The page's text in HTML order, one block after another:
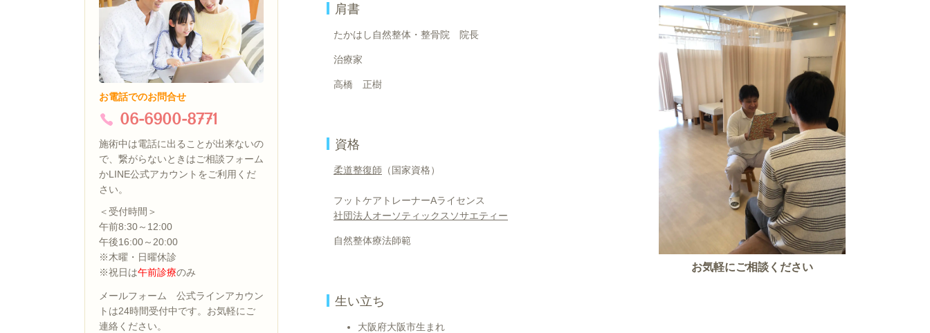
お気軽にご相談ください
肩書
たかはし自然整体・整骨院 院長
治療家
高橋 正樹
資格
柔道整復師 （国家資格）
フットケアトレーナーAライセンス
社団法人オーソティックスソサエティー
自然整体療法師範
生い立ち
大阪府大阪市生まれ
お電話でのお問合せ
06-6900-8771
施術中は電話に出ることが出来ないの
で、繋がらないときはご相談フォーム
かLINE公式アカウントをご利用くだ
さい。
＜受付時間＞
午前8:30～12:00
午後16:00～20:00
※木曜・日曜休診
※祝日は午前診療のみ
メールフォーム 公式ラインアカウン
トは24時間受付中です。お気軽にご
連絡ください。